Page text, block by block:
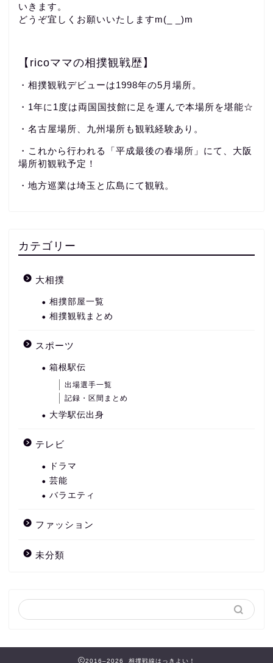
いきます。
どうぞ宜しくお願いいたしますm(_ _)m
【ricoママの相撲観戦歴】
・相撲観戦デビューは1998年の5月場所。
・1年に1度は両国国技館に足を運んで本場所を堪能☆
・名古屋場所、九州場所も観戦経験あり。
・これから行われる「平成最後の春場所」にて、大阪
場所初観戦予定！
・地方巡業は埼玉と広島にて観戦。
カテゴリー
大相撲
相撲部屋一覧
相撲観戦まとめ
スポーツ
箱根駅伝
出場選手一覧
記録・区間まとめ
大学駅伝出身
テレビ
ドラマ
芸能
バラエティ
ファッション
未分類
2016–2026 相撲戦線はっきよい！